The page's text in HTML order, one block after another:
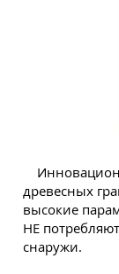
древесных
высокие
НЕ
снаружи.